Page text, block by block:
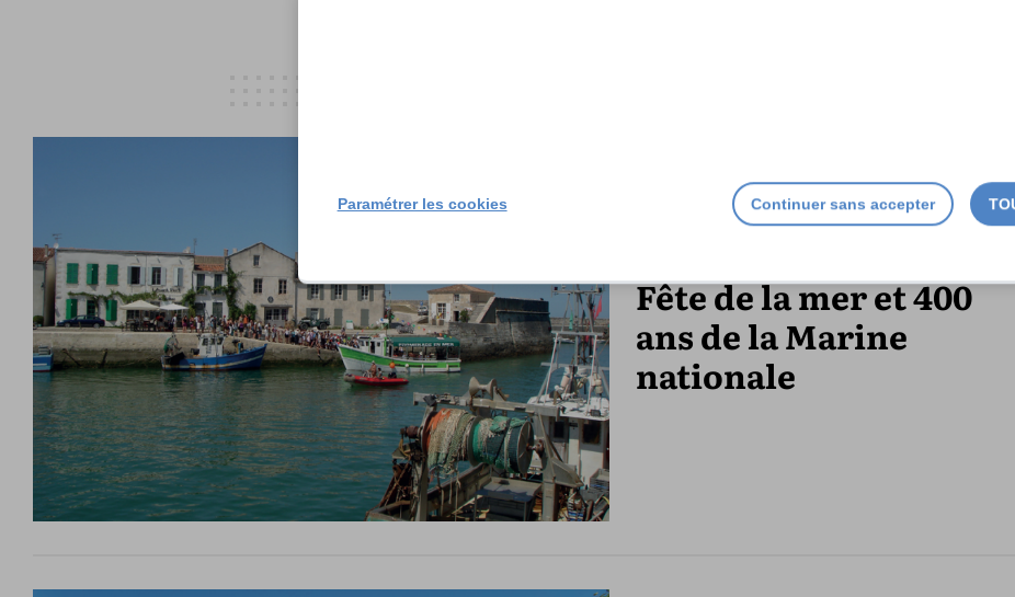
Fête de la mer et 400
ans de la Marine
nationale
Continuer sans accepter
Paramétrer les cookies